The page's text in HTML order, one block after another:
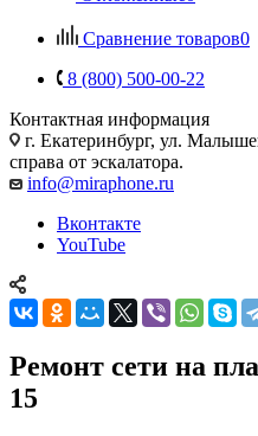
Сравнение товаров0
8 (800) 500-00-22
Контактная информация
г. Екатеринбург, ул.
справа от эскалатора.
info@miraphone.ru
Вконтакте
YouTube
Ремонт сети на
15